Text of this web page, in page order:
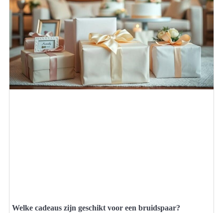
Welke cadeaus zijn geschikt voor een bruidspaar?